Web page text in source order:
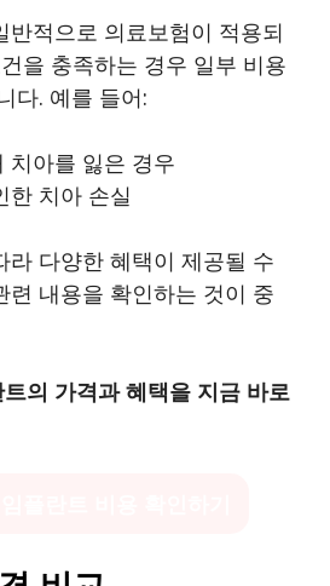
반적으로 의료보험이 적용되
을 충족하는 경우 일부 비용
다. 예를 들어:
치아를 잃은 경우
한 치아 손실
라 다양한 혜택이 제공될 수
련 내용을 확인하는 것이 중
의 가격과 혜택을 지금 바로